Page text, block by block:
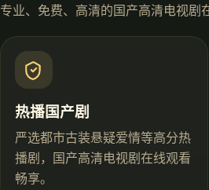
专业、免费、高清的国产高清电视剧
热播国产剧
严选都市古装悬疑爱情等高分热
播剧，国产高清电视剧在线观看
畅享。